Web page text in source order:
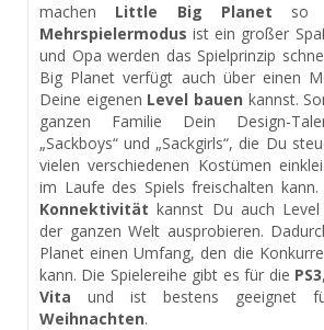
machen Little Big Planet so
Mehrspielermodus ist ein großer
und Opa werden das Spielprinzip
Big Planet verfügt auch über einen
Deine eigenen Level bauen kannst.
ganzen Familie Dein Design-
„Sackboys“ und „Sackgirls“, die Du
vielen verschiedenen Kostümen
im Laufe des Spiels freischalten kann.
Konnektivität kannst Du auch
der ganzen Welt ausprobieren.
Planet einen Umfang, den die
kann. Die Spielereihe gibt es für die PS3,
Vita und ist bestens geeignet
Weihnachten.